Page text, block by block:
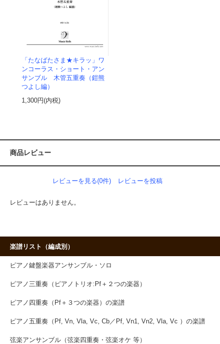
「たなばたさま★キラッ」ワ
ンコーラス・ショート・アン
サンブル 木管五重奏（鎧熊
つよし編）
1,300円(内税)
商品レビュー
レビューを見る(0件) レビューを投稿
レビューはありません。
楽譜リスト（編成別）
ピアノ鍵盤楽器アンサンブル・ソロ
ピアノ三重奏（ピアノトリオ:Pf＋２つの楽器）
ピアノ四重奏（Pf＋３つの楽器）の楽譜
ピアノ五重奏（Pf, Vn, Vla, Vc, Cb／Pf, Vn1, Vn2, Vla, Vc ）の楽譜
弦楽アンサンブル（弦楽四重奏・弦楽オケ 等）